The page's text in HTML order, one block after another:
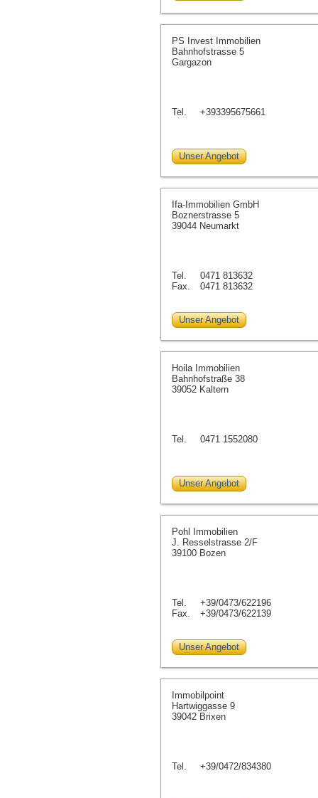
PS Invest Immobilien
Bahnhofstrasse 5
Gargazon
Tel. +393395675661
Unser Angebot
Ifa-Immobilien GmbH
Boznerstrasse 5
39044 Neumarkt
Tel.
0471 813632
Fax.
0471 813632
Unser Angebot
Hoila Immobilien
Bahnhofstraße 38
39052 Kaltern
Tel. 0471 1552080
Unser Angebot
Pohl Immobilien
J. Resselstrasse 2/F
39100 Bozen
Tel.
+39/0473/622196
Fax.
+39/0473/622139
Unser Angebot
Immobilpoint
Hartwiggasse 9
39042 Brixen
Tel. +39/0472/834380